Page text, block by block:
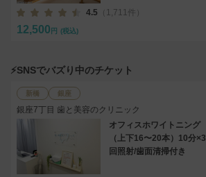
4.5 （1,711件）
12,500 円 (税込)
⚡️SNSでバズり中のチケット
新橋 銀座
銀座7丁目 歯と美容のクリニック
オフィスホワイトニング
（上下16〜20本）10分×3
回照射/歯面清掃付き